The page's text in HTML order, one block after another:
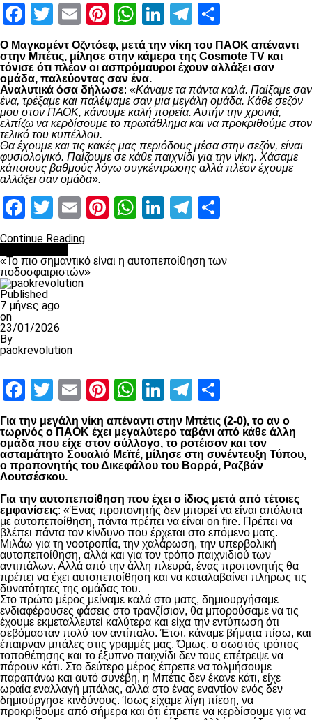
Facebook
Twitter
EmailPinterest
WhatsApp
LinkedIn
Telegram
Ο Μαγκομέντ Οζντόεφ, μετά την νίκη του ΠΑΟΚ απέναντι
στην Μπέτις, μίλησε στην κάμερα της Cosmote TV και
τόνισε ότι πλέον οι ασπρόμαυροι έχουν αλλάξει σαν
ομάδα, παλεύοντας σαν ένα.
Αναλυτικά όσα δήλωσε: «Κάναμε τα πάντα καλά. Παίξαμε σαν
ένα, τρέξαμε και παλέψαμε σαν μια μεγάλη ομάδα. Κάθε σεζόν
μου στον ΠΑΟΚ, κάνουμε καλή πορεία. Αυτήν την χρονιά,
ελπίζω να κερδίσουμε το πρωτάθλημα και να προκριθούμε στον
τελικό του κυπέλλου.
Θα έχουμε και τις κακές μας περιόδους μέσα στην σεζόν, είναι
φυσιολογικό. Παίζουμε σε κάθε παιχνίδι για την νίκη. Χάσαμε
κάποιους βαθμούς λόγω συγκέντρωσης αλλά πλέον έχουμε
αλλάξει σαν ομάδα».
Facebook
Twitter
EmailPinterest
WhatsApp
LinkedIn
Telegram
Continue Reading
«Το πιο σημαντικό είναι η αυτοπεποίθηση των
ποδοσφαιριστών»
Published
7 μήνες ago
on
23/01/2026
By
paokrevolution
Facebook
Twitter
EmailPinterest
WhatsApp
LinkedIn
Telegram
Για την μεγάλη νίκη απέναντι στην Μπέτις (2-0), το αν ο
τωρινός ο ΠΑΟΚ έχει μεγαλύτερο ταβάνι από κάθε άλλη
ομάδα που είχε στον σύλλογο, το ροτέισον και τον
ασταμάτητο Σουαλιό Μεϊτέ, μίλησε στη συνέντευξη Τύπου,
ο προπονητής του Δικεφάλου του Βορρά, Ραζβάν
Λουτσέσκου.
Για την αυτοπεποίθηση που έχει ο ίδιος μετά από τέτοιες
εμφανίσεις: «Ένας προπονητής δεν μπορεί να είναι απόλυτα
με αυτοπεποίθηση, πάντα πρέπει να είναι on fire. Πρέπει να
βλέπει πάντα τον κίνδυνο που έρχεται στο επόμενο ματς.
Μιλάω για τη νοοτροπία, την χαλάρωση, την υπερβολική
αυτοπεποίθηση, αλλά και για τον τρόπο παιχνιδιού των
αντιπάλων. Αλλά από την άλλη πλευρά, ένας προπονητής θα
πρέπει να έχει αυτοπεποίθηση και να καταλαβαίνει πλήρως τις
δυνατότητες της ομάδας του.
Στο πρώτο μέρος μείναμε καλά στο ματς, δημιουργήσαμε
ενδιαφέρουσες φάσεις στο τρανζίσιον, θα μπορούσαμε να τις
έχουμε εκμεταλλευτεί καλύτερα και είχα την εντύπωση ότι
σεβόμασταν πολύ τον αντίπαλο. Έτσι, κάναμε βήματα πίσω, και
έπαιρναν μπάλες στις γραμμές μας. Όμως, ο σωστός τρόπος
τοποθέτησης και το έξυπνο παιχνίδι δεν τους επέτρεψε να
πάρουν κάτι. Στο δεύτερο μέρος έπρεπε να τολμήσουμε
παραπάνω και αυτό συνέβη, η Μπέτις δεν έκανε κάτι, είχε
ωραία εναλλαγή μπάλας, αλλά στο ένας εναντίον ενός δεν
δημιούργησε κινδύνους. Ίσως είχαμε λίγη πίεση, να
προκριθούμε από σήμερα και ότι έπρεπε να κερδίσουμε για να